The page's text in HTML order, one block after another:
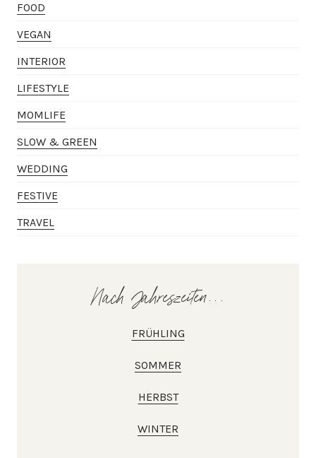
FOOD
VEGAN
INTERIOR
LIFESTYLE
MOMLIFE
SLOW & GREEN
WEDDING
FESTIVE
TRAVEL
Nach Jahreszeiten...
FRÜHLING
SOMMER
HERBST
WINTER